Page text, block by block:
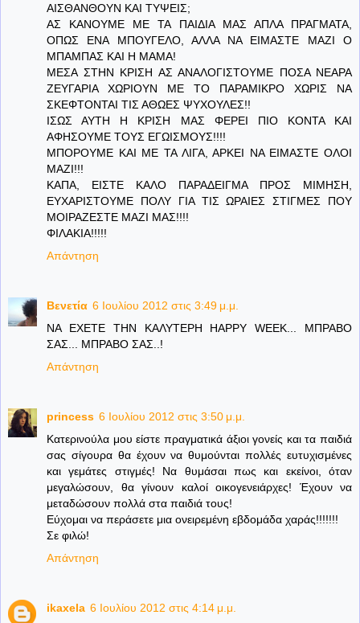
ΑΙΣΘΑΝΘΟΥΝ ΚΑΙ ΤΥΨΕΙΣ;
ΑΣ ΚΑΝΟΥΜΕ ΜΕ ΤΑ ΠΑΙΔΙΑ ΜΑΣ ΑΠΛΑ ΠΡΑΓΜΑΤΑ,
ΟΠΩΣ ΕΝΑ ΜΠΟΥΓΕΛΟ, ΑΛΛΑ ΝΑ ΕΙΜΑΣΤΕ ΜΑΖΙ Ο
ΜΠΑΜΠΑΣ ΚΑΙ Η ΜΑΜΑ!
ΜΕΣΑ ΣΤΗΝ ΚΡΙΣΗ ΑΣ ΑΝΑΛΟΓΙΣΤΟΥΜΕ ΠΟΣΑ ΝΕΑΡΑ
ΖΕΥΓΑΡΙΑ ΧΩΡΙΟΥΝ ΜΕ ΤΟ ΠΑΡΑΜΙΚΡΟ ΧΩΡΙΣ ΝΑ
ΣΚΕΦΤΟΝΤΑΙ ΤΙΣ ΑΘΩΕΣ ΨΥΧΟΥΛΕΣ!!
ΙΣΩΣ ΑΥΤΗ Η ΚΡΙΣΗ ΜΑΣ ΦΕΡΕΙ ΠΙΟ ΚΟΝΤΑ ΚΑΙ
ΑΦΗΣΟΥΜΕ ΤΟΥΣ ΕΓΩΙΣΜΟΥΣ!!!!
ΜΠΟΡΟΥΜΕ ΚΑΙ ΜΕ ΤΑ ΛΙΓΑ, ΑΡΚΕΙ ΝΑ ΕΙΜΑΣΤΕ ΟΛΟΙ
ΜΑΖΙ!!!
ΚΑΠΑ, ΕΙΣΤΕ ΚΑΛΟ ΠΑΡΑΔΕΙΓΜΑ ΠΡΟΣ ΜΙΜΗΣΗ,
ΕΥΧΑΡΙΣΤΟΥΜΕ ΠΟΛΥ ΓΙΑ ΤΙΣ ΩΡΑΙΕΣ ΣΤΙΓΜΕΣ ΠΟΥ
ΜΟΙΡΑΖΕΣΤΕ ΜΑΖΙ ΜΑΣ!!!!
ΦΙΛΑΚΙΑ!!!!!
Απάντηση
Βενετία 6 Ιουλίου 2012 στις 3:49 μ.μ.
ΝΑ ΕΧΕΤΕ ΤΗΝ ΚΑΛΥΤΕΡΗ HAPPY WEEK... ΜΠΡΑΒΟ
ΣΑΣ... ΜΠΡΑΒΟ ΣΑΣ..!
Απάντηση
princess 6 Ιουλίου 2012 στις 3:50 μ.μ.
Κατερινούλα μου είστε πραγματικά άξιοι γονείς και τα παιδιά
σας σίγουρα θα έχουν να θυμούνται πολλές ευτυχισμένες
και γεμάτες στιγμές! Να θυμάσαι πως και εκείνοι, όταν
μεγαλώσουν, θα γίνουν καλοί οικογενειάρχες! Έχουν να
μεταδώσουν πολλά στα παιδιά τους!
Εύχομαι να περάσετε μια ονειρεμένη εβδομάδα χαράς!!!!!!!
Σε φιλώ!
Απάντηση
ikaxela 6 Ιουλίου 2012 στις 4:14 μ.μ.